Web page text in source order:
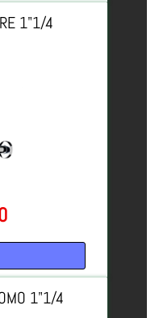
1"1/4
1"1/4